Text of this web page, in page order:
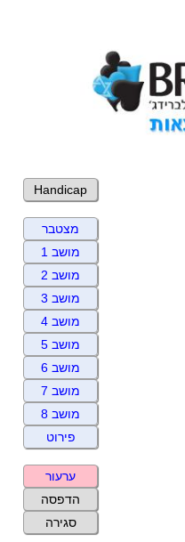
Handicap
מצטבר
מושב 1
מושב 2
מושב 3
מושב 4
מושב 5
מושב 6
מושב 7
מושב 8
פירוט
ערעור
הדפסה
סגירה